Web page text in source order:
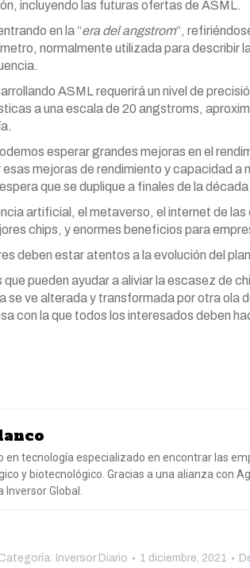
incluyendo las futuras ofertas de ASML.
en la “era del angstrom“,
normalmente utilizada para describir
ASML requerirá un nivel de
a una escala de 20 angstroms,
esperar grandes mejoras en el
mejoras de rendimiento y capacidad a
que se duplique a finales de la década.
artificial, el metaverso, el internet de las
chips, y enormes beneficios para
deben estar atentos a la evolución del
pueden ayudar a aliviar la escasez de
se ve alterada y transformada por otra ola
con la que todos los interesados deben
en tecnología especializado en encontrar las
y biotecnológico. Gracias a una alianza con
Global.
Inversor Diario 1 diciembre, 2021